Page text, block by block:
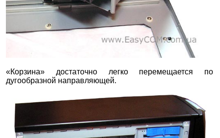
«Корзина» достаточно легко перемещается по
дугообразной направляющей.